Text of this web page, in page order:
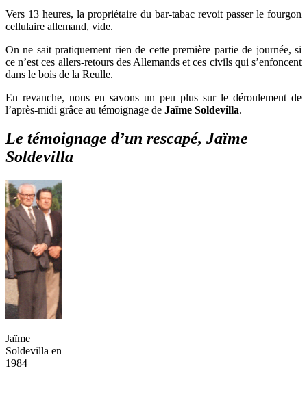
Vers 13 heures, la propriétaire du bar-tabac revoit passer le fourgon
cellulaire allemand, vide.
On ne sait pratiquement rien de cette première partie de journée, si
ce n’est ces allers-retours des Allemands et ces civils qui s’enfoncent
dans le bois de la Reulle.
En revanche, nous en savons un peu plus sur le déroulement de
l’après-midi grâce au témoignage de Jaïme Soldevilla.
Le témoignage d’un rescapé, Jaïme
Soldevilla
Jaïme
Soldevilla en
1984